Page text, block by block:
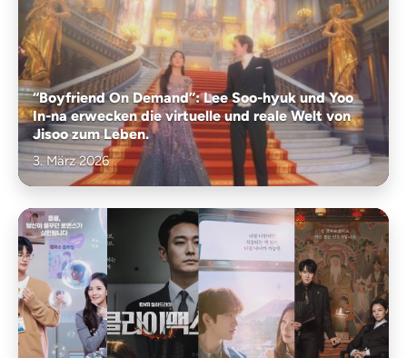
“Boyfriend On Demand”: Lee Soo-hyuk und Yoo
In-na erwecken die virtuelle und reale Welt von
Jisoo zum Leben.
3. März 2026